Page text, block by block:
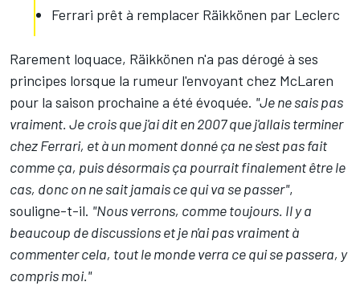
Ferrari prêt à remplacer Räikkönen par Leclerc
Rarement loquace, Räikkönen n'a pas dérogé à ses
principes lorsque la rumeur l'envoyant chez McLaren
pour la saison prochaine a été évoquée. "Je ne sais pas
vraiment. Je crois que j'ai dit en 2007 que j'allais terminer
chez Ferrari, et à un moment donné ça ne s'est pas fait
comme ça, puis désormais ça pourrait finalement être le
cas, donc on ne sait jamais ce qui va se passer",
souligne-t-il. "Nous verrons, comme toujours. Il y a
beaucoup de discussions et je n'ai pas vraiment à
commenter cela, tout le monde verra ce qui se passera, y
compris moi."